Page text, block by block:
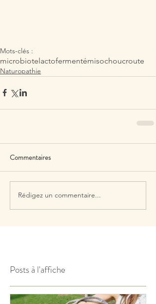
Mots-clés :
microbiotelactofermentémisochoucroute
Naturopathie
Commentaires
Rédigez un commentaire...
Posts à l'affiche